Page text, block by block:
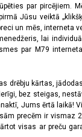
par pircējiem.
Jūsu veiktā
un mēs, interneta
lai
par M79
kārtas,
bez steigas,
Jums ērtā
precēm ir
visas ar preču